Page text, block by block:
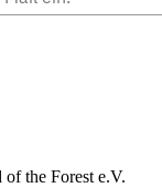
the Forest e.V.